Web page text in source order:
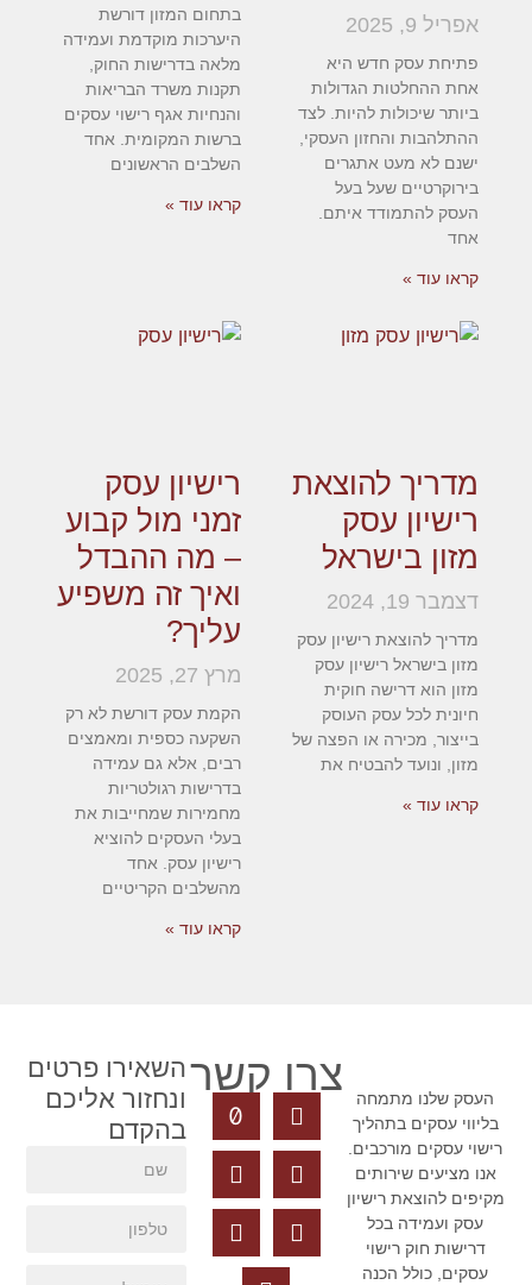
אפריל 9, 2025
פתיחת עסק חדש היא
אחת ההחלטות הגדולות
ביותר שיכולות להיות. לצד
ההתלהבות והחזון העסקי,
ישנם לא מעט אתגרים
בירוקרטיים שעל בעל
העסק להתמודד איתם.
אחד
קראו עוד »
בתחום המזון דורשת
היערכות מוקדמת ועמידה
מלאה בדרישות החוק,
תקנות משרד הבריאות
והנחיות אגף רישוי עסקים
ברשות המקומית. אחד
השלבים הראשונים
קראו עוד »
מדריך להוצאת
רישיון עסק
מזון בישראל
דצמבר 19, 2024
מדריך להוצאת רישיון עסק
מזון בישראל רישיון עסק
מזון הוא דרישה חוקית
חיונית לכל עסק העוסק
בייצור, מכירה או הפצה של
מזון, ונועד להבטיח את
קראו עוד »
רישיון עסק
זמני מול קבוע
– מה ההבדל
ואיך זה משפיע
עליך?
מרץ 27, 2025
הקמת עסק דורשת לא רק
השקעה כספית ומאמצים
רבים, אלא גם עמידה
בדרישות רגולטריות
מחמירות שמחייבות את
בעלי העסקים להוציא
רישיון עסק. אחד
מהשלבים הקריטיים
קראו עוד »
העסק שלנו מתמחה
בליווי עסקים בתהליך
רישוי עסקים מורכבים.
אנו מציעים שירותים
מקיפים להוצאת רישיון
עסק ועמידה בכל
דרישות חוק רישוי
עסקים, כולל הכנה
צרו קשרהשאירו פרטים
ונחזור אליכם
בהקדם